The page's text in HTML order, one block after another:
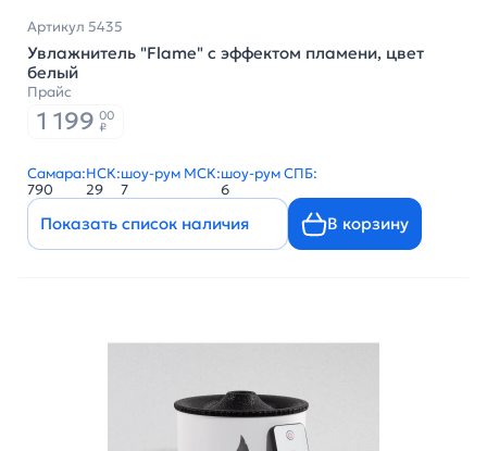
Артикул 5435
Увлажнитель "Flame" с эффектом пламени, цвет
белый
Прайс
1 199 00
₽
Самара:
790
НСК:
29
шоу-рум МСК:
7
шоу-рум СПБ:
6
Показать список наличия В корзину